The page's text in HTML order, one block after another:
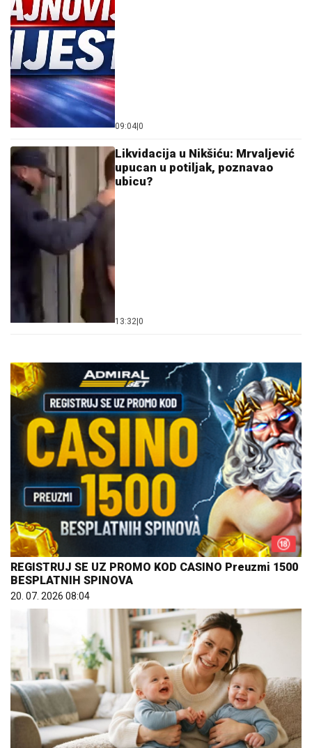
09:04 0
Likvidacija u Nikšiću: Mrvaljević
upucan u potiljak, poznavao
ubicu?
13:32 0
REGISTRUJ SE UZ PROMO KOD CASINO Preuzmi 1500
BESPLATNIH SPINOVA
20. 07. 2026 08:04